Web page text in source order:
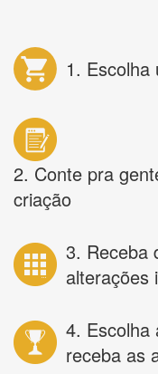
1. Escolha
2. Conte pra
criação
3. Receba
alterações
4. Escolha
receba as